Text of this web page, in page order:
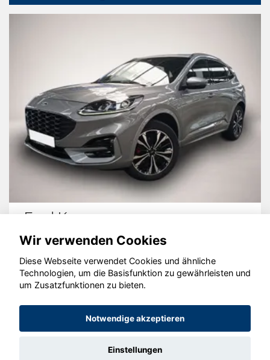
Ford Kuga
© konjunkturmotor.de GmbH 2020 - 2026
Wir verwenden Cookies
Diese Webseite verwendet Cookies und ähnliche
Technologien, um die Basisfunktion zu gewährleisten und
um Zusatzfunktionen zu bieten.
Notwendige akzeptieren
Einstellungen